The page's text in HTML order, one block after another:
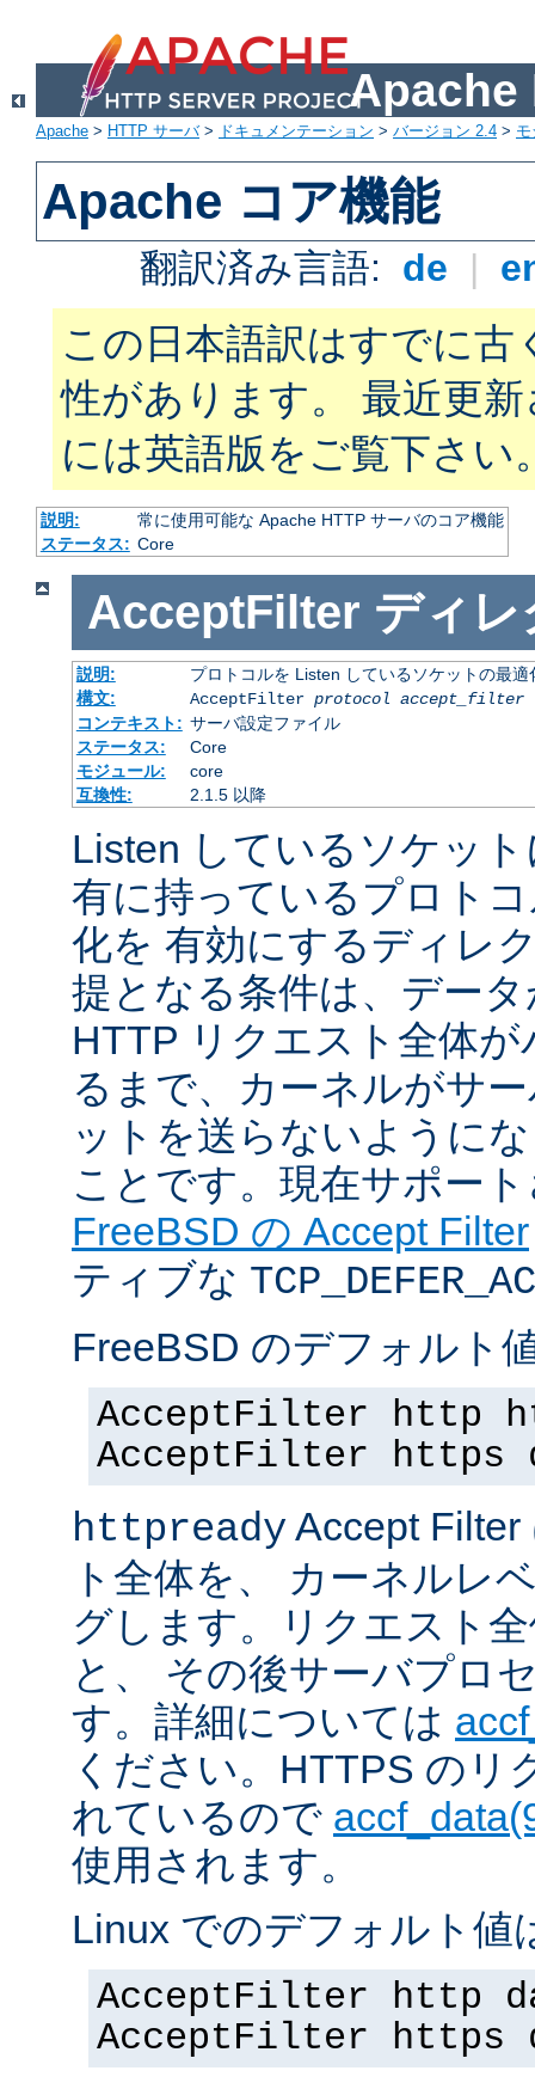
Apache
Apache > HTTP サーバ> ドキュメンテーション > バージョン 2.4 >
Apache コア機能
翻訳済み言語: de |
この日本語訳はすでに古
性があります。 最近更
には英語版をご覧下さい
説明:
常に使用可能な Apache HTTP サーバのコア機能
ステータス: Core
AcceptFilter ディレ
説明:
プロトコルを Listen しているソケットの最適
構文:
AcceptFilter protocol accept_filter
コンテキスト: サーバ設定ファイル
ステータス:
Core
モジュール:
core
互換性:
2.1.5 以降
Listen しているソケッ
有に持っているプロト
化を 有効にするディレ
提となる条件は、デー
HTTP リクエスト全体
るまで、カーネルがサ
ットを送らないように
ことです。現在サポー
FreeBSD の Accept Filter
ティブな
FreeBSD のデフォルト
AcceptFilter http
AcceptFilter https
httpready Accept
ト全体を、 カーネルレ
グします。リクエスト
と、 その後サーバプロ
す。詳細については
ください。HTTPS のリ
れているので
使用されます。
Linux でのデフォルト値
AcceptFilter http
AcceptFilter https